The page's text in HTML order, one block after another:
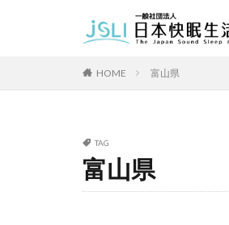
HOME 富山県
TAG
富山県